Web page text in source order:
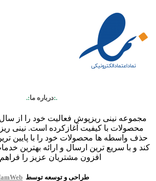
.:درباره ما:.
محصولات با کیفیت آغازکرده است. نینی
حذف واسطه ها محصولات خود را با پایین
کند و با سریع ترین ارسال و ارائه بهترین
افزون مشتریان عزیز را
طراحی و توسعه توسط